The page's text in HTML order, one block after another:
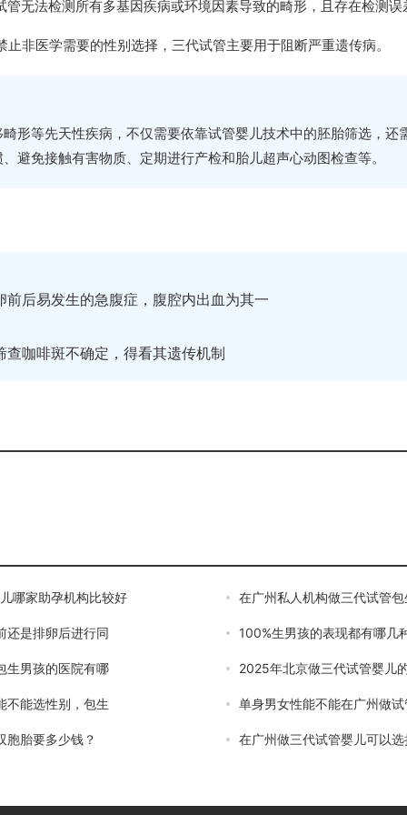
管无法检测所有多基因疾病或环境因素导致的畸形，且存在检测误
非医学需要的性别选择，三代试管主要用于阻断严重遗传病。
形等先天性疾病，不仅需要依靠试管婴儿技术中的胚胎筛选，还
避免接触有害物质、定期进行产检和胎儿超声心动图检查等。
前后易发生的急腹症，腹腔内出血为其一
查咖啡斑不确定，得看其遗传机制
哪家助孕机构比较好 在广州私人机构做三代试管
还是排卵后进行同 100%生男孩的表现都有哪几
生男孩的医院有哪 2025年北京做三代试管婴儿
不能选性别，包生 单身男女性能不能在广州做
胞胎要多少钱？ 在广州做三代试管婴儿可以